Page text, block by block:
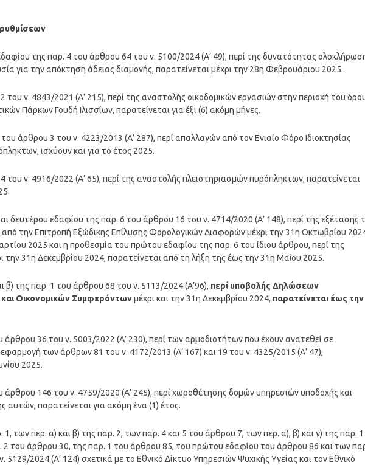
της παρ. 4 του άρθρου 64 του ν. 5100/2024 (Α’ 49), περί της δυνατότητας
για την απόκτηση άδειας διαμονής, παρατείνεται μέχρι την 28η Φεβρουάριου 2025.
ν. 4843/2021 (Α’ 215), περί της αναστολής οικοδομικών εργασιών στην περιοχή του
Πάρκων Γουδή Ιλισσίων, παρατείνεται για έξι (6) ακόμη μήνες.
άρθρου 3 του ν. 4223/2013 (Α’ 287), περί απαλλαγών από τον Ενιαίο Φόρο Ιδιοκτησίας
ισχύουν και για το έτος 2025.
ν. 4916/2022 (Α’ 65), περί της αναστολής πλειστηριασμών πυρόπληκτων, παρατείνεται
δευτέρου εδαφίου της παρ. 6 του άρθρου 16 του ν. 4714/2020 (Α’ 148), περί της εξέτασης
από την Επιτροπή Εξώδικης Επίλυσης Φορολογικών Διαφορών μέχρι την 31η Οκτωβρίου
2025 και η προθεσμία του πρώτου εδαφίου της παρ. 6 του ίδιου άρθρου, περί της
την 31η Δεκεμβρίου 2024, παρατείνεται από τη λήξη της έως την 31η Μαΐου 2025.
β) της παρ. 1 του άρθρου 68 του ν. 5113/2024 (Α’96), περί υποβολής Δηλώσεων
Οικονομικών Συμφερόντωνμέχρι και την 31η Δεκεμβρίου 2024, παρατείνεται έως την
άρθρου 36 του ν. 5003/2022 (Α’ 230), περί των αρμοδιοτήτων που έχουν ανατεθεί σε
των άρθρων 81 του ν. 4172/2013 (Α’ 167) και 19 του ν. 4325/2015 (Α’ 47),
2025.
άρθρου 146 του ν. 4759/2020 (Α’ 245), περί χωροθέτησης δομών υπηρεσιών υποδοχής και
αυτών, παρατείνεται για ακόμη ένα (1) έτος.
1, των περ. α) και β) της παρ. 2, των παρ. 4 και 5 του άρθρου 7, των περ. α), β) και γ) της παρ. 1
2 του άρθρου 30, της παρ. 1 του άρθρου 85, του πρώτου εδαφίου του άρθρου 86 και των
5129/2024 (Α’ 124) σχετικά με το Εθνικό Δίκτυο Υπηρεσιών Ψυχικής Υγείας και τον Εθνικό